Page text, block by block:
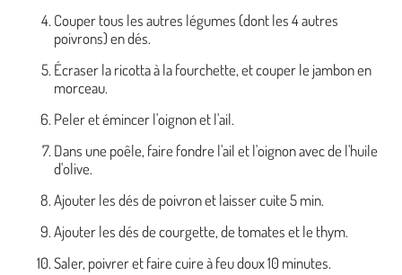
Couper tous les autres légumes (dont les 4 autres
poivrons) en dés.
Écraser la ricotta à la fourchette, et couper le jambon en
morceau.
Peler et émincer l'oignon et l'ail.
Dans une poêle, faire fondre l'ail et l'oignon avec de l'huile
d'olive.
Ajouter les dés de poivron et laisser cuite 5 min.
Ajouter les dés de courgette, de tomates et le thym.
Saler, poivrer et faire cuire à feu doux 10 minutes.